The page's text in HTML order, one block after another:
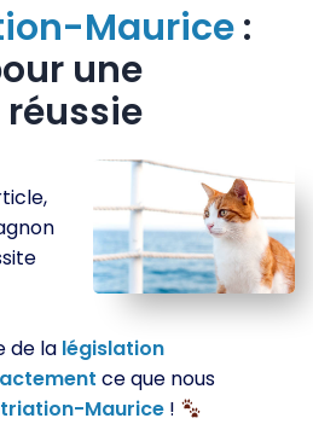
Maurice:
une
réussie
de la législation
ce que nous
Maurice !